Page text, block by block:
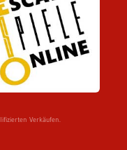
Verkäufen.